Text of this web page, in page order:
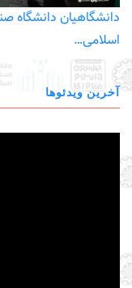
دانشگاهیان دانشگاه
اسلامی…
آخرین ویدئوها